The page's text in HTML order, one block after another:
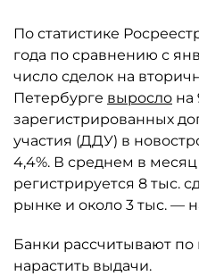
По статистике
года по сравнению с
число сделок на
Петербурге выросло на
зарегистрированных
участия (ДДУ) в
4,4%. В среднем в месяц
регистрируется 8 тыс.
рынке и около 3 тыс. —
Банки рассчитывают по
нарастить выдачи.